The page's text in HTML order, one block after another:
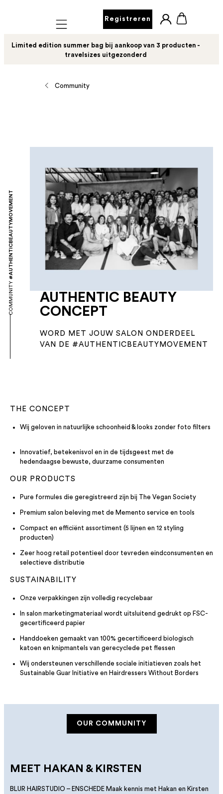
Mobile navigation
Registreren
Limited edition summer bag bij aankoop van 3 producten -
travelsizes uitgezonderd
Community
AUTHENTIC BEAUTY
CONCEPT​
WORD MET JOUW SALON ONDERDEEL
VAN DE #AUTHENTICBEAUTYMOVEMENT
COMMUNITY
#AUTHENTICBEAUTYMOVEMENT
THE CONCEPT
Wij geloven in natuurlijke schoonheid & looks zonder foto filters
Innovatief, betekenisvol en in de tijdsgeest met de
hedendaagse bewuste, duurzame consumenten
OUR PRODUCTS
Pure formules die geregistreerd zijn bij The Vegan Society
Premium salon beleving met de Memento service en tools
Compact en efficiënt assortiment (5 lijnen en 12 styling
producten)
Zeer hoog retail potentieel door tevreden eindconsumenten en
selectieve distributie
SUSTAINABILITY
Onze verpakkingen zijn volledig recyclebaar
In salon marketingmateriaal wordt uitsluitend gedrukt op FSC-
gecertificeerd papier
Handdoeken gemaakt van 100% gecertificeerd biologisch
katoen en knipmantels van gerecyclede pet flessen
Wij ondersteunen verschillende sociale initiatieven zoals het
Sustainable Guar Initiative en Hairdressers Without Borders
OUR COMMUNITY
MEET HAKAN & KIRSTEN
BLUR HAIRSTUDIO – ENSCHEDE Maak kennis met Hakan en Kirsten